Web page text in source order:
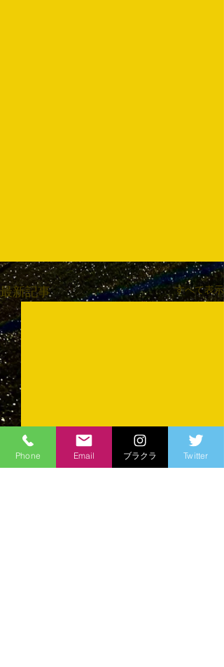
最新記事 すべて表示
Phone Email ブラクラ Twitter